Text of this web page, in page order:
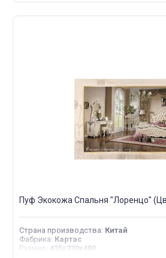
Пуф Экокожа Спальня "Лоренцо"
Страна производства: Китай
Фабрика: Картас
Размер : 435х330х480